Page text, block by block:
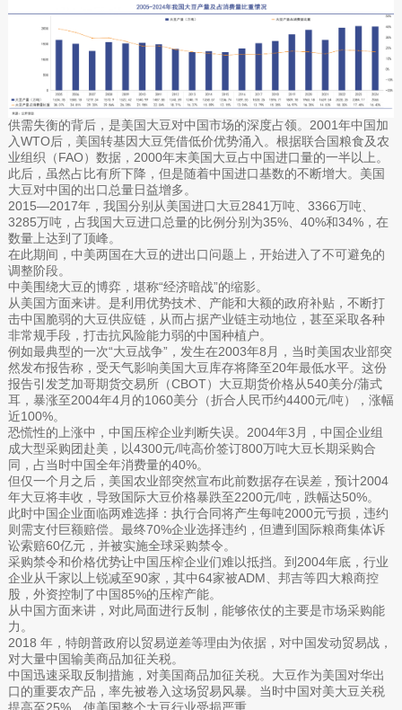
供需失衡的背后，是美国大豆对中国市场的深度占领。2001年中国加
入WTO后，美国转基因大豆凭借低价优势涌入。根据联合国粮食及农
业组织（FAO）数据，2000年末美国大豆占中国进口量的一半以上。
此后，虽然占比有所下降，但是随着中国进口基数的不断增大。美国
大豆对中国的出口总量日益增多。
2015—2017年，我国分别从美国进口大豆2841万吨、3366万吨、
3285万吨，占我国大豆进口总量的比例分别为35%、40%和34%，在
数量上达到了顶峰。
在此期间，中美两国在大豆的进出口问题上，开始进入了不可避免的
调整阶段。
中美围绕大豆的博弈，堪称“经济暗战”的缩影。
从美国方面来讲。是利用优势技术、产能和大额的政府补贴，不断打
击中国脆弱的大豆供应链，从而占据产业链主动地位，甚至采取各种
非常规手段，打击抗风险能力弱的中国种植户。
例如最典型的一次“大豆战争”，发生在2003年8月，当时美国农业部突
然发布报告称，受天气影响美国大豆库存将降至20年最低水平。这份
报告引发芝加哥期货交易所（CBOT）大豆期货价格从540美分/蒲式
耳，暴涨至2004年4月的1060美分（折合人民币约4400元/吨），涨幅
近100%。
恐慌性的上涨中，中国压榨企业判断失误。2004年3月，中国企业组
成大型采购团赴美，以4300元/吨高价签订800万吨大豆长期采购合
同，占当时中国全年消费量的40%。
但仅一个月之后，美国农业部突然宣布此前数据存在误差，预计2004
年大豆将丰收，导致国际大豆价格暴跌至2200元/吨，跌幅达50%。
此时中国企业面临两难选择：执行合同将产生每吨2000元亏损，违约
则需支付巨额赔偿。最终70%企业选择违约，但遭到国际粮商集体诉
讼索赔60亿元，并被实施全球采购禁令。
采购禁令和价格优势让中国压榨企业们难以抵挡。到2004年底，行业
企业从千家以上锐减至90家，其中64家被ADM、邦吉等四大粮商控
股，外资控制了中国85%的压榨产能。
从中国方面来讲，对此局面进行反制，能够依仗的主要是市场采购能
力。
2018 年，特朗普政府以贸易逆差等理由为依据，对中国发动贸易战，
对大量中国输美商品加征关税。
中国迅速采取反制措施，对美国商品加征关税。大豆作为美国对华出
口的重要农产品，率先被卷入这场贸易风暴。当时中国对美大豆关税